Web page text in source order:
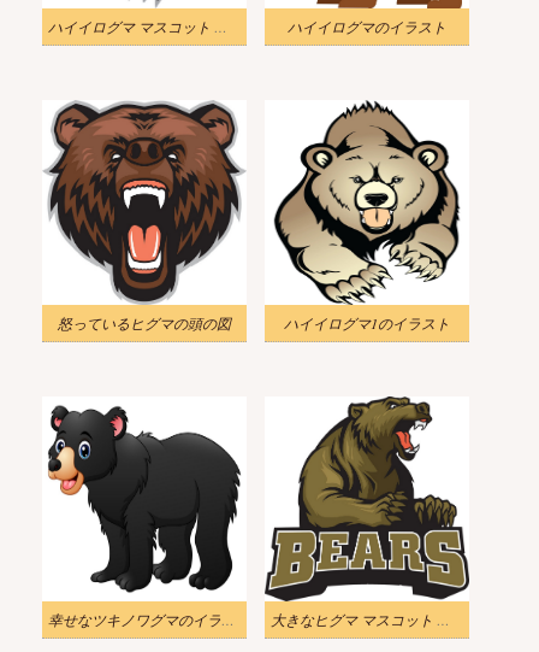
ハイイログマ マスコット イラスト ハイイログマのイラスト
怒っているヒグマの頭の図 ハイイログマ1のイラスト
幸せなツキノワグマのイラスト 大きなヒグマ マスコット イラスト